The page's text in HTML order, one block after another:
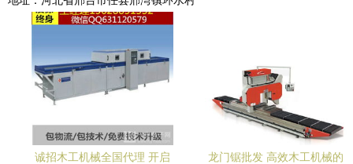
诚招木工机械全国代理 开启
龙门锯批发 高效木工机械的